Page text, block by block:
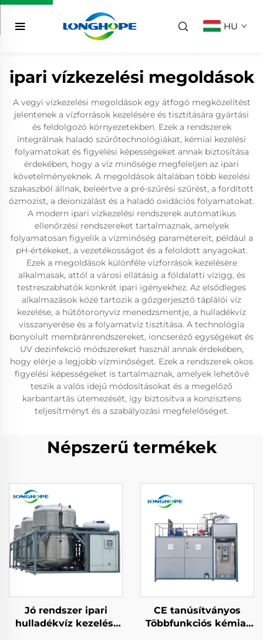
HU
ipari vízkezelési megoldások
A vegyi vízkezelési megoldások egy átfogó megközelítést
jelentenek a vízforrások kezelésére és tisztítására gyártási
és feldolgozó környezetekben. Ezek a rendszerek
integrálnak haladó szűrőtechnológiákat, kémiai kezelési
folyamatokat és figyelési képességeket annak biztosítása
érdekében, hogy a víz minősége megfeleljen az ipari
követelményeknek. A megoldások általában több kezelési
szakaszból állnak, beleértve a pré-szűrési szűrést, a fordított
ózmozist, a deionizálást és a haladó oxidációs folyamatokat.
A modern ipari vízkezelési rendszerek automatikus
ellenőrzési rendszereket tartalmaznak, amelyek
folyamatosan figyelik a vízminőség paramétereit, például a
pH-értékeket, a vezetékosságot és a feloldott anyagokat.
Ezek a megoldások különféle vízforrások kezelésére
alkalmasak, attól a városi ellátásig a földalatti vízigg, és
testreszabhatók konkrét ipari igényekhez. Az elsődleges
alkalmazások közé tartozik a gőzgerjesztő táplálói víz
kezelése, a hűtőtoronyvíz menedzsmentje, a hulladékvíz
visszanyerése és a folyamatvíz tisztítása. A technológia
bonyolult membránrendszereket, ioncseréző egységeket és
UV dezinfekció módszereket használ annak érdekében,
hogy elérje a legjobb vízminőséget. Ezek a rendszerek okos
figyelési képességeket is tartalmaznak, amelyek lehetővé
teszik a valós idejű módosításokat és a megelőző
karbantartás ütemezését, így biztosítva a konzisztens
teljesítményt és a szabályozási megfelelőséget.
Népszerű termékek
Jó rendszer ipari
hulladékvíz kezelési
CE tanúsítványos
Többfunkciós kémiai